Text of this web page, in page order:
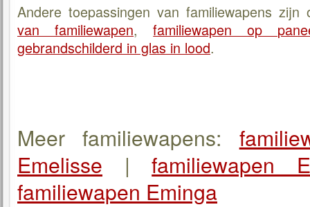
Andere toepassingen van familiewapens
van familiewapen,familiewapen op
gebrandschilderd in glas in lood.
Meer familiewapens:
Emelisse |familiewapen
familiewapen Eminga